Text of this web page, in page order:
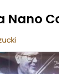
Nano